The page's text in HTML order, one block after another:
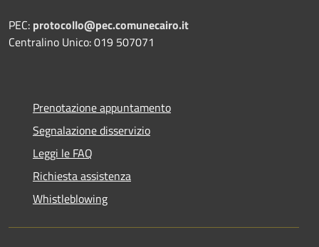
PEC: protocollo@pec.comunecairo.it
Centralino Unico: 019 507071
Prenotazione appuntamento
Segnalazione disservizio
Leggi le FAQ
Richiesta assistenza
Whistleblowing